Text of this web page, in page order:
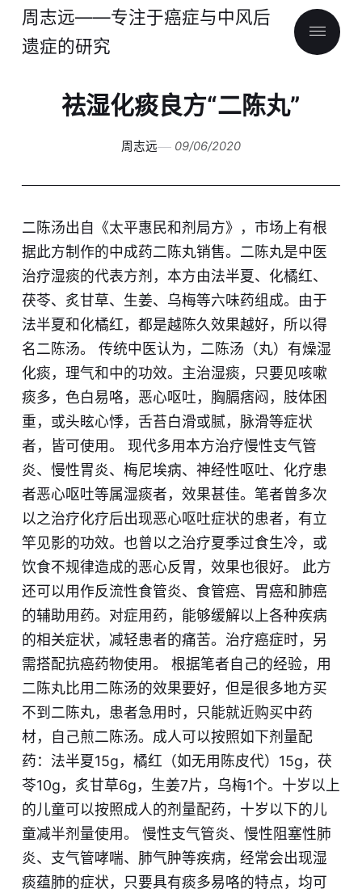
周志远——专注于癌症与中风后
遗症的研究
祛湿化痰良方“二陈丸”
周志远 09/06/2020
二陈汤出自《太平惠民和剂局方》，市场上有根
据此方制作的中成药二陈丸销售。二陈丸是中医
治疗湿痰的代表方剂，本方由法半夏、化橘红、
茯苓、炙甘草、生姜、乌梅等六味药组成。由于
法半夏和化橘红，都是越陈久效果越好，所以得
名二陈汤。 传统中医认为，二陈汤（丸）有燥湿
化痰，理气和中的功效。主治湿痰，只要见咳嗽
痰多，色白易咯，恶心呕吐，胸膈痞闷，肢体困
重，或头眩心悸，舌苔白滑或腻，脉滑等症状
者，皆可使用。 现代多用本方治疗慢性支气管
炎、慢性胃炎、梅尼埃病、神经性呕吐、化疗患
者恶心呕吐等属湿痰者，效果甚佳。笔者曾多次
以之治疗化疗后出现恶心呕吐症状的患者，有立
竿见影的功效。也曾以之治疗夏季过食生冷，或
饮食不规律造成的恶心反胃，效果也很好。 此方
还可以用作反流性食管炎、食管癌、胃癌和肺癌
的辅助用药。对症用药，能够缓解以上各种疾病
的相关症状，减轻患者的痛苦。治疗癌症时，另
需搭配抗癌药物使用。 根据笔者自己的经验，用
二陈丸比用二陈汤的效果要好，但是很多地方买
不到二陈丸，患者急用时，只能就近购买中药
材，自己煎二陈汤。成人可以按照如下剂量配
药：法半夏15g，橘红（如无用陈皮代）15g，茯
苓10g，炙甘草6g，生姜7片，乌梅1个。十岁以上
的儿童可以按照成人的剂量配药，十岁以下的儿
童减半剂量使用。 慢性支气管炎、慢性阻塞性肺
炎、支气管哮喘、肺气肿等疾病，经常会出现湿
痰蕴肺的症状，只要具有痰多易咯的特点，均可